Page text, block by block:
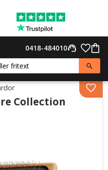
support_agent
0418-484010
Collection